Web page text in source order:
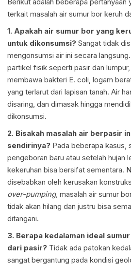
terkait masalah air sumur bor keruh
1. Apakah air sumur bor yang
untuk dikonsumsi? Sangat tidak
mengonsumsi air ini secara
partikel fisik seperti pasir dan
membawa bakteri E. coli, logam
yang terlarut dari lapisan tanah. Air
disaring, dan dimasak hingga
dikonsumsi.
2. Bisakah masalah air berpasir
sendirinya? Pada beberapa kasus,
pengeboran baru atau setelah hujan
kekeruhan bisa bersifat sementara.
disebabkan oleh kerusakan
over-pumping, masalah air sumur
tidak akan hilang dan justru bisa
ditangani.
3. Berapa kedalaman ideal
dari pasir? Tidak ada patokan
sangat bergantung pada kondisi